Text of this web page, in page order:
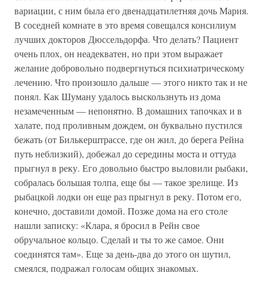
вариации, с ним была его двенадцатилетняя дочь Мария.
В соседней комнате в это время совещался консилиум
лучших докторов Дюссельдорфа. Что делать? Пациент
очень плох, он неадекватен, но при этом выражает
желание добровольно подвергнуться психиатрическому
лечению. Что произошло дальше — этого никто так и не
понял. Как Шуману удалось выскользнуть из дома
незамеченным — непонятно. В домашних тапочках и в
халате, под проливным дождем, он буквально пустился
бежать (от Билькерштрассе, где он жил, до берега Рейна
путь неблизкий), добежал до середины моста и оттуда
прыгнул в реку. Его довольно быстро выловили рыбаки,
собралась большая толпа, еще бы — такое зрелище. Из
рыбацкой лодки он еще раз прыгнул в реку. Потом его,
конечно, доставили домой. Позже дома на его столе
нашли записку: «Клара, я бросил в Рейн свое
обручальное кольцо. Сделай и ты то же самое. Они
соединятся там». Еще за день-два до этого он шутил,
смеялся, подражал голосам общих знакомых.